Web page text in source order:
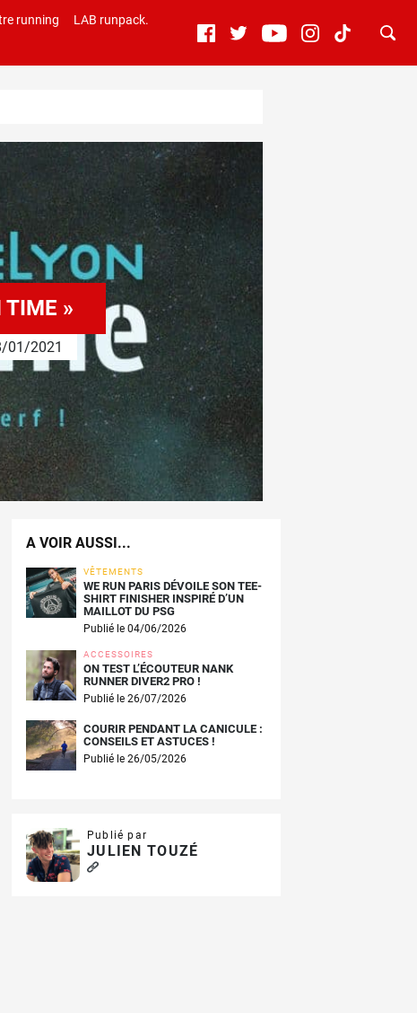
running
LAB runpack.
TIME »
01/2021
A VOIR AUSSI...
VÊTEMENTS
WE RUN PARIS DÉVOILE SON TEE-
SHIRT FINISHER INSPIRÉ D’UN
MAILLOT DU PSG
Publié le 04/06/2026
ACCESSOIRES
ON TEST L’ÉCOUTEUR NANK
RUNNER DIVER2 PRO !
Publié le 26/07/2026
COURIR PENDANT LA CANICULE :
CONSEILS ET ASTUCES !
Publié le 26/05/2026
Publié par
JULIEN TOUZÉ